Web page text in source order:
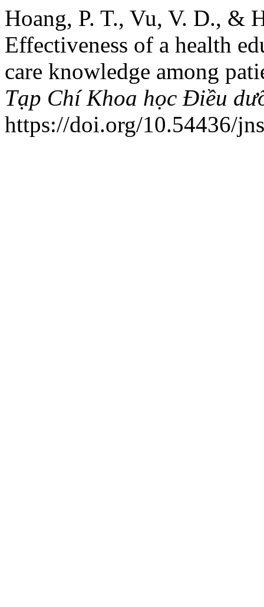
Hoang, P. T., Vu, V. D., &
Effectiveness of a health
care knowledge among
Tạp Chí Khoa học Điều
https://doi.org/10.54436/